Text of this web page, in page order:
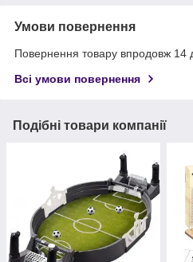
Умови повернення
Повернення товару впродовж 14
Всі умови повернення
Подібні товари компанії